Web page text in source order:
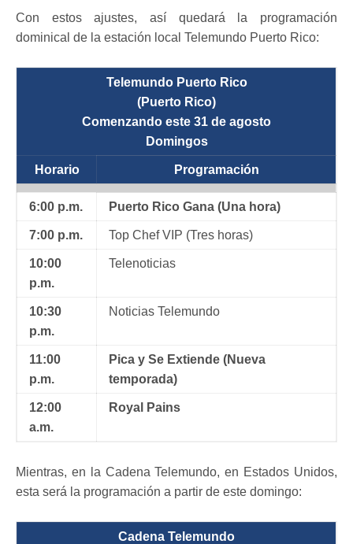
Con estos ajustes, así quedará la programación
dominical de la estación local Telemundo Puerto Rico:
Telemundo Puerto Rico
(Puerto Rico)
Comenzando este 31 de agosto
Domingos
Horario Programación
6:00 p.m. Puerto Rico Gana (Una hora)
7:00 p.m. Top Chef VIP (Tres horas)
10:00
p.m.
Telenoticias
10:30
p.m.
Noticias Telemundo
11:00
p.m.
Pica y Se Extiende (Nueva
temporada)
12:00
a.m.
Royal Pains
Mientras, en la Cadena Telemundo, en Estados Unidos,
esta será la programación a partir de este domingo:
Cadena Telemundo